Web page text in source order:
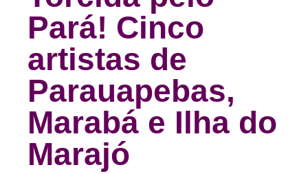
Pará! Cinco
artistas de
Parauapebas,
Marabá e Ilha do
Marajó